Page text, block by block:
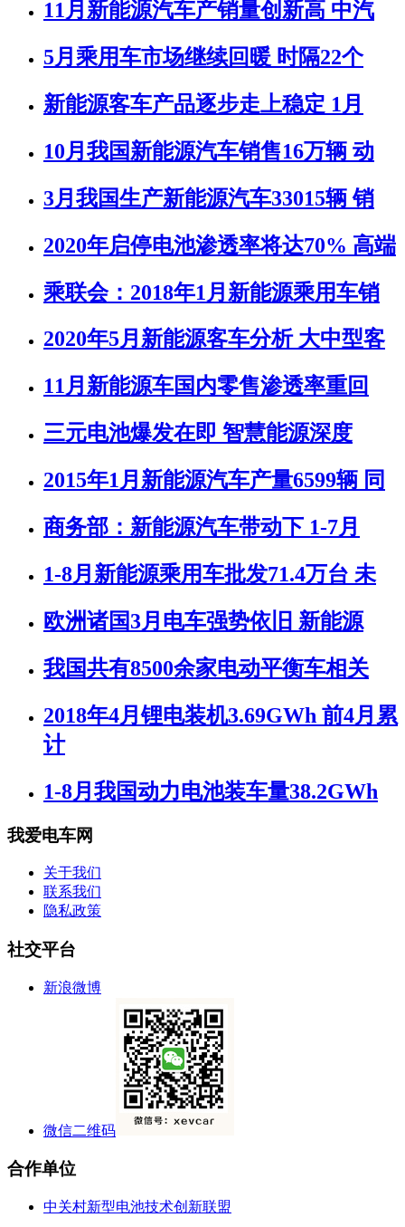
11月新能源汽车产销量创新高 中汽
5月乘用车市场继续回暖 时隔22个
新能源客车产品逐步走上稳定 1月
10月我国新能源汽车销售16万辆 动
3月我国生产新能源汽车33015辆 销
2020年启停电池渗透率将达70% 高端
乘联会：2018年1月新能源乘用车销
2020年5月新能源客车分析 大中型客
11月新能源车国内零售渗透率重回
三元电池爆发在即 智慧能源深度
2015年1月新能源汽车产量6599辆 同
商务部：新能源汽车带动下 1-7月
1-8月新能源乘用车批发71.4万台 未
欧洲诸国3月电车强势依旧 新能源
我国共有8500余家电动平衡车相关
2018年4月锂电装机3.69GWh 前4月累
计
1-8月我国动力电池装车量38.2GWh
我爱电车网
关于我们
联系我们
隐私政策
社交平台
新浪微博
微信二维码
合作单位
中关村新型电池技术创新联盟